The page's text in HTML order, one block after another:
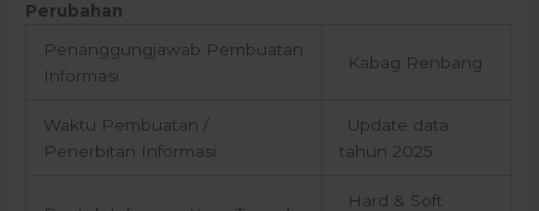
Perubahan
Penanggungjawab Pembuatan
Informasi
: Kabag Renbang
Waktu Pembuatan /
Penerbitan Informasi
: Update data
tahun 2025
: Hard & Soft